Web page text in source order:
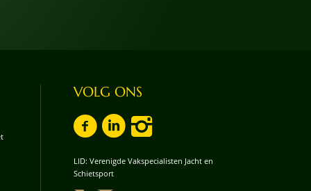
VOLG ONS
LID: Verenigde Vakspecialisten Jacht en
Schietsport